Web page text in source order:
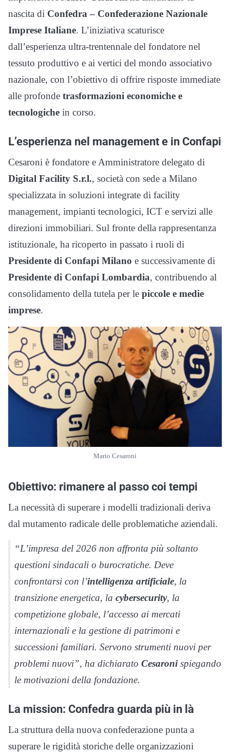
nascita di Confedra – Confederazione Nazionale
Imprese Italiane. L’iniziativa scaturisce
dall’esperienza ultra-trentennale del fondatore nel
tessuto produttivo e ai vertici del mondo associativo
nazionale, con l’obiettivo di offrire risposte immediate
alle profonde trasformazioni economiche e
tecnologiche in corso.
L’esperienza nel management e in Confapi
Cesaroni è fondatore e Amministratore delegato di
Digital Facility S.r.l., società con sede a Milano
specializzata in soluzioni integrate di facility
management, impianti tecnologici, ICT e servizi alle
direzioni immobiliari. Sul fronte della rappresentanza
istituzionale, ha ricoperto in passato i ruoli di
Presidente di Confapi Milano e successivamente di
Presidente di Confapi Lombardia, contribuendo al
consolidamento della tutela per le piccole e medie
imprese.
Mario Cesaroni
Obiettivo: rimanere al passo coi tempi
La necessità di superare i modelli tradizionali deriva
dal mutamento radicale delle problematiche aziendali.
“L’impresa del 2026 non affronta più soltanto
questioni sindacali o burocratiche. Deve
confrontarsi con l’intelligenza artificiale, la
transizione energetica, la cybersecurity, la
competizione globale, l’accesso ai mercati
internazionali e la gestione di patrimoni e
successioni familiari. Servono strumenti nuovi per
problemi nuovi”, ha dichiarato Cesaronispiegando
le motivazioni della fondazione.
La mission: Confedra guarda più in là
La struttura della nuova confederazione punta a
superare le rigidità storiche delle organizzazioni